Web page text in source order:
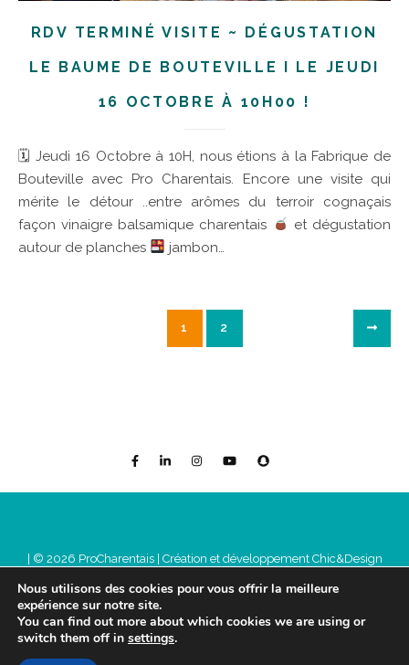
RDV TERMINÉ VISITE ~ DÉGUSTATION
LE BAUME DE BOUTEVILLE I LE JEUDI
16 OCTOBRE À 10H00 !
🗓 Jeudi 16 Octobre à 10H, nous étions à la Fabrique de
Bouteville avec Pro Charentais. Encore une visite qui
mérite le détour ..entre arômes du terroir cognaçais
façon vinaigre balsamique charentais
et dégustation
autour de planches
jambon…
1 2
| © 2026 ProCharentais | Création et développement Chic&Design
Mentions légales
Nous utilisons des cookies pour vous offrir la meilleure
expérience sur notre site.
You can find out more about which cookies we are using or
switch them off in settings.